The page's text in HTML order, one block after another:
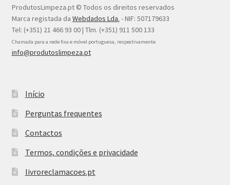
ProdutosLimpeza.pt © Todos os direitos reservados
Marca registada da Webdados Lda. - NIF: 507179633
Tel: (+351) 21 466 93 00 | Tlm. (+351) 911 500 133
Chamada para a rede fixa e móvel portuguesa, respectivamente
info@produtoslimpeza.pt
Início
Perguntas frequentes
Contactos
Termos, condições e privacidade
livroreclamacoes.pt